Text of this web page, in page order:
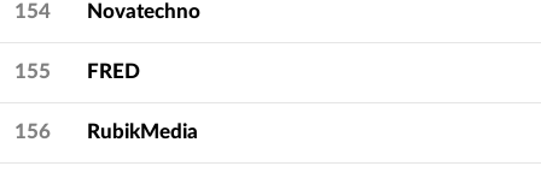
154 Novatechno
155 FRED
156 RubikMedia